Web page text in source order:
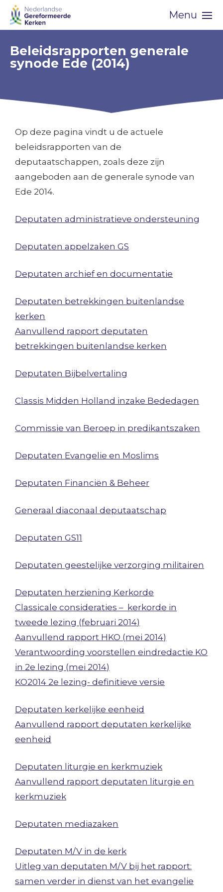
Skip
navigation
Menu
Beleidsrapporten generale
synode Ede (2014)
Op deze pagina vindt u de actuele
beleidsrapporten van de
deputaatschappen, zoals deze zijn
aangeboden aan de generale synode van
Ede 2014.
Deputaten administratieve ondersteuning
Deputaten appelzaken GS
Deputaten archief en documentatie
Deputaten betrekkingen buitenlandse
kerken
Aanvullend rapport deputaten
betrekkingen buitenlandse kerken
Deputaten Bijbelvertaling
Classis Midden Holland inzake Bededagen
Commissie van Beroep in predikantszaken
Deputaten Evangelie en Moslims
Deputaten Financiën & Beheer
Generaal diaconaal deputaatschap
Deputaten GS11
Deputaten geestelijke verzorging militairen
Deputaten herziening Kerkorde
Classicale consideraties – kerkorde in
tweede lezing (februari 2014)
Aanvullend rapport HKO (mei 2014)
Verantwoording voorstellen eindredactie KO
in 2e lezing (mei 2014)
KO2014 2e lezing- definitieve versie
Deputaten kerkelijke eenheid
Aanvullend rapport deputaten kerkelijke
eenheid
Deputaten liturgie en kerkmuziek
Aanvullend rapport deputaten liturgie en
kerkmuziek
Deputaten mediazaken
Deputaten M/V in de kerk
Uitleg van deputaten M/V bij het rapport:
samen verder in dienst van het evangelie